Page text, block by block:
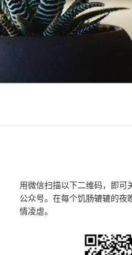
用微信扫描以下二维码，即可
公众号。在每个饥肠辘辘的夜
情凌虐。